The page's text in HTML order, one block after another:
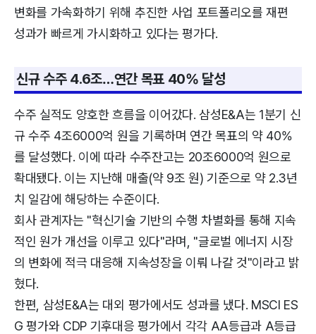
변화를 가속화하기 위해 추진한 사업 포트폴리오를 재편
성과가 빠르게 가시화하고 있다는 평가다.
신규 수주 4.6조…연간 목표 40% 달성
수주 실적도 양호한 흐름을 이어갔다. 삼성E&A는 1분기 신
규 수주 4조6000억 원을 기록하며 연간 목표의 약 40%
를 달성했다. 이에 따라 수주잔고는 20조6000억 원으로
확대됐다. 이는 지난해 매출(약 9조 원) 기준으로 약 2.3년
치 일감에 해당하는 수준이다.
회사 관계자는 "혁신기술 기반의 수행 차별화를 통해 지속
적인 원가 개선을 이루고 있다"라며, "글로벌 에너지 시장
의 변화에 적극 대응해 지속성장을 이뤄 나갈 것"이라고 밝
혔다.
한편, 삼성E&A는 대외 평가에서도 성과를 냈다. MSCI ES
G 평가와 CDP 기후대응 평가에서 각각 AA등급과 A등급